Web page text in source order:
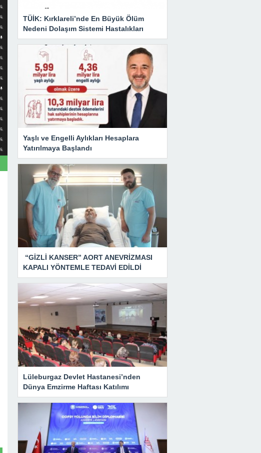
TÜİK: Kırklareli’nde En Büyük Ölüm
Nedeni Dolaşım Sistemi Hastalıkları
Yaşlı ve Engelli Aylıkları Hesaplara
Yatırılmaya Başlandı
“GİZLİ KANSER” AORT ANEVRİZMASI
KAPALI YÖNTEMLE TEDAVİ EDİLDİ
Lüleburgaz Devlet Hastanesi’nden
Dünya Emzirme Haftası Katılımı